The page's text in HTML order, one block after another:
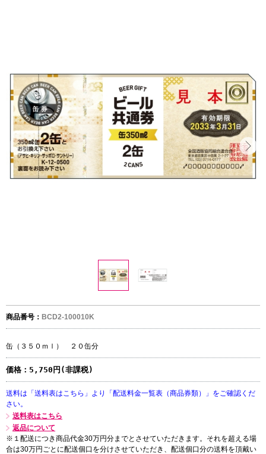
商品番号： BCD2-100010K
缶（３５０ｍｌ） ２０缶分
価格： 5,750円(非課税)
送料は「送料表はこちら」より「配送料金一覧表（商品券類）」をご確認くだ
さい。
送料表はこちら
返品について
※１配送につき商品代金30万円分までとさせていただきます。それを超える場
合は30万円ごとに配送個口を分けさせていただき、配送個口分の送料を頂戴い